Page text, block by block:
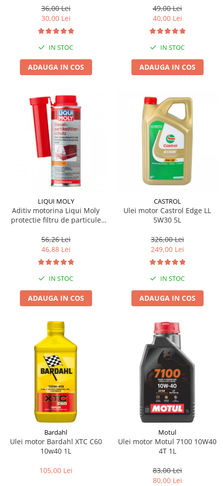
36,00 Lei
30,00 Lei
IN STOC
ADAUGA IN COS
49,00 Lei
40,00 Lei
IN STOC
ADAUGA IN COS
LIQUI MOLY
Aditiv motorina Liqui Moly
protectie filtru de particule
56,26 Lei
46,88 Lei
IN STOC
ADAUGA IN COS
CASTROL
Ulei motor Castrol Edge LL
5W30 5L
326,00 Lei
249,00 Lei
IN STOC
ADAUGA IN COS
Bardahl
Ulei motor Bardahl XTC C60
10w40 1L
105,00 Lei
Motul
Ulei motor Motul 7100 10W40
4T 1L
83,00 Lei
80,00 Lei